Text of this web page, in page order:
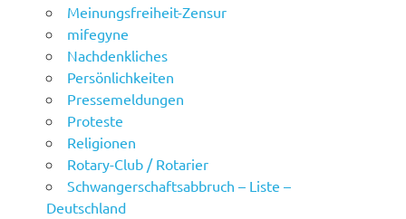
Meinungsfreiheit-Zensur
mifegyne
Nachdenkliches
Persönlichkeiten
Pressemeldungen
Proteste
Religionen
Rotary-Club / Rotarier
Schwangerschaftsabbruch – Liste –
Deutschland